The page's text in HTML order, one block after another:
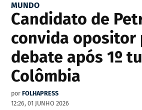
MUNDO
Candidato de
convida opositor
debate após 1º
Colômbia
por FOLHAPRESS
12:26, 01 JUNHO 2026